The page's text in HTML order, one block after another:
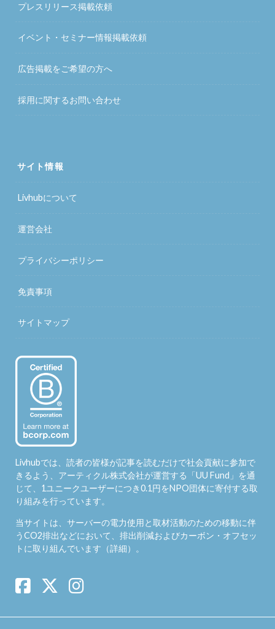
プレスリリース掲載依頼
イベント・セミナー情報掲載依頼
広告掲載をご希望の方へ
採用に関するお問い合わせ
サイト情報
Livhubについて
運営会社
プライバシーポリシー
免責事項
サイトマップ
Livhubでは、読者の皆様が記事を読むだけで社会貢献に参加で
きるよう、アーティクル株式会社が運営する「UU Fund 」を通
じて、1ユニークユーザーにつき0.1円をNPO団体に寄付する取
り組みを行っています。
当サイトは、サーバーの電力使用と取材活動のための移動に伴
うCO2排出などにおいて、排出削減およびカーボン・オフセッ
トに取り組んでいます（詳細）。